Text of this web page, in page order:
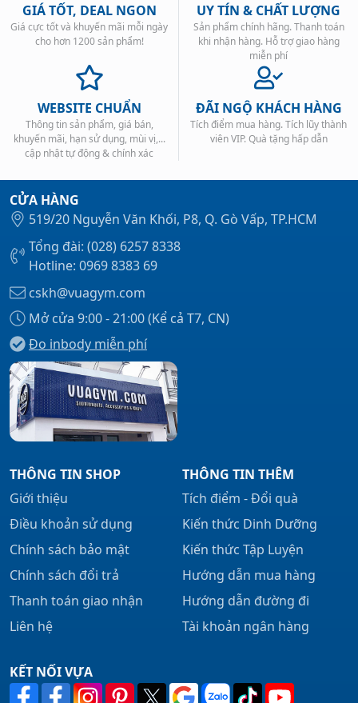
GIÁ TỐT, DEAL NGON
Giá cực tốt và khuyến mãi mỗi ngày
cho hơn 1200 sản phẩm!
UY TÍN & CHẤT LƯỢNG
Sản phẩm chính hãng. Thanh toán
khi nhận hàng. Hỗ trợ giao hàng
miễn phí
WEBSITE CHUẨN
Thông tin sản phẩm, giá bán,
khuyến mãi, hạn sử dụng, mùi vị,...
cập nhật tự động & chính xác
ĐÃI NGỘ KHÁCH HÀNG
Tích điểm mua hàng. Tích lũy thành
viên VIP. Quà tặng hấp dẫn
CỬA HÀNG
519/20 Nguyễn Văn Khối, P8, Q. Gò Vấp, TP.HCM
Tổng đài: (028) 6257 8338
Hotline: 0969 8383 69
cskh@vuagym.com
Mở cửa 9:00 - 21:00 (Kể cả T7, CN)
Đo inbody miễn phí
THÔNG TIN SHOP
Giới thiệu
Điều khoản sử dụng
Chính sách bảo mật
Chính sách đổi trả
Thanh toán giao nhận
Liên hệ
THÔNG TIN THÊM
Tích điểm - Đổi quà
Kiến thức Dinh Dưỡng
Kiến thức Tập Luyện
Hướng dẫn mua hàng
Hướng dẫn đường đi
Tài khoản ngân hàng
KẾT NỐI VỰA